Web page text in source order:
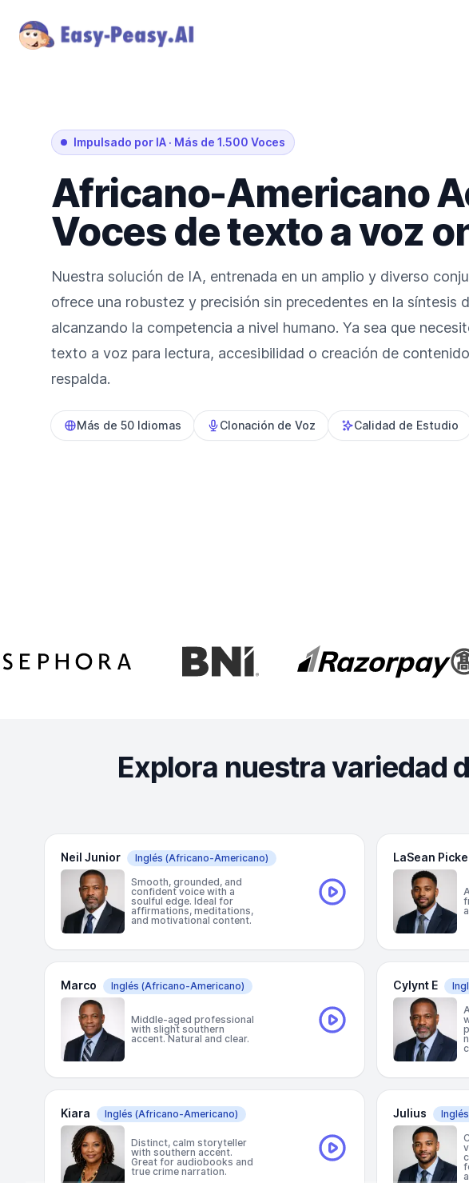
Impulsado por IA · Más de 1.500 Voces
Africano-Americano
Voces de texto a voz
Nuestra solución de IA, entrenada en un amplio y diverso
ofrece una robustez y precisión sin precedentes en la síntesis
alcanzando la competencia a nivel humano. Ya sea que
texto a voz para lectura, accesibilidad o creación de
respalda.
Más de 50 Idiomas Clonación de Voz Calidad de Estudio
Explora nuestra variedad
Neil Junior Inglés (Africano-Americano)
Smooth, grounded, and
confident voice with a
soulful edge. Ideal for
affirmations, meditations,
and motivational content.
LaSean
Marco Inglés (Africano-Americano)
Middle-aged professional
with slight southern
accent. Natural and clear.
Cylynt E
Kiara Inglés (Africano-Americano)
Distinct, calm storyteller
with southern accent.
Great for audiobooks and
true crime narration.
Julius Inglés